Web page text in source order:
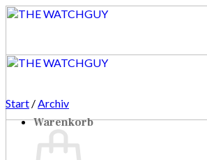
Zum
Warenkorb
Start /Archiv